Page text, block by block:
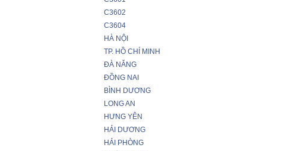
C3602
C3604
HÀ NỘI
TP. HỒ CHÍ MINH
ĐÀ NẴNG
ĐỒNG NAI
BÌNH DƯƠNG
LONG AN
HƯNG YÊN
HẢI DƯƠNG
HẢI PHÒNG